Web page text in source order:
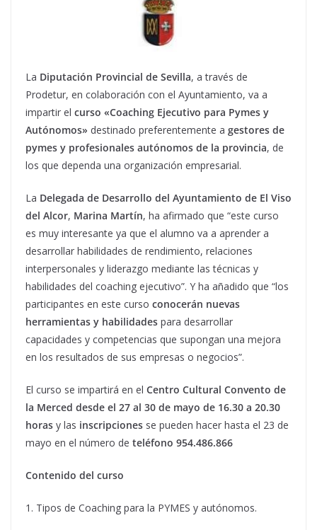
La Diputación Provincial de Sevilla, a través de
Prodetur, en colaboración con el Ayuntamiento, va a
impartir el curso «Coaching Ejecutivo para Pymes y
Autónomos» destinado preferentemente a gestores de
pymes y profesionales autónomos de la provincia, de
los que dependa una organización empresarial.
La Delegada de Desarrollo del Ayuntamiento de El Viso
del Alcor, Marina Martín, ha afirmado que “este curso
es muy interesante ya que el alumno va a aprender a
desarrollar habilidades de rendimiento, relaciones
interpersonales y liderazgo mediante las técnicas y
habilidades del coaching ejecutivo”. Y ha añadido que “los
participantes en este curso conocerán nuevas
herramientas y habilidades para desarrollar
capacidades y competencias que supongan una mejora
en los resultados de sus empresas o negocios”.
El curso se impartirá en el Centro Cultural Convento de
la Merced desde el 27 al 30 de mayo de 16.30 a 20.30
horas y las inscripciones se pueden hacer hasta el 23 de
mayo en el número de teléfono 954.486.866
Contenido del curso
1. Tipos de Coaching para la PYMES y autónomos.